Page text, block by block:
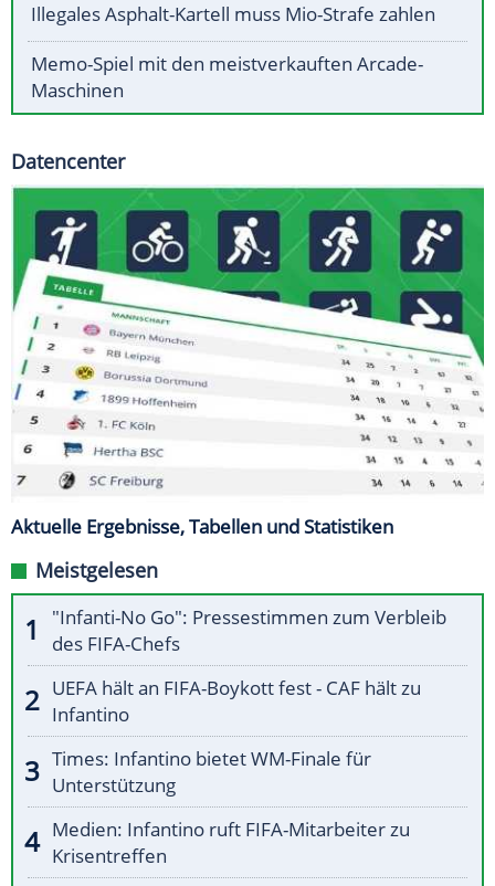
Illegales Asphalt-Kartell muss Mio-Strafe zahlen
Memo-Spiel mit den meistverkauften Arcade-
Maschinen
Datencenter
Aktuelle Ergebnisse, Tabellen und Statistiken
Meistgelesen
"Infanti-No Go": Pressestimmen zum Verbleib
des FIFA-Chefs
UEFA hält an FIFA-Boykott fest - CAF hält zu
Infantino
Times: Infantino bietet WM-Finale für
Unterstützung
Medien: Infantino ruft FIFA-Mitarbeiter zu
Krisentreffen